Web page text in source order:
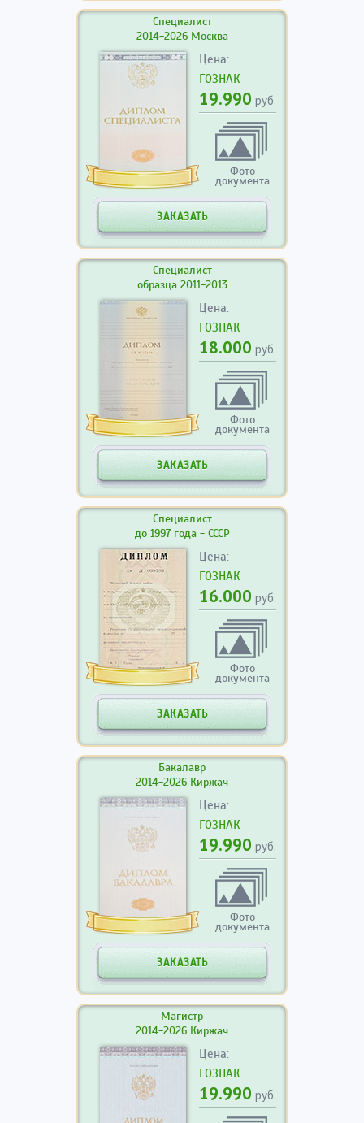
Специалист
2014-2026 Москва
Цена:
ГОЗНАК
19.990 руб.
Фото
документа
ЗАКАЗАТЬ
Специалист
образца 2011-2013
Цена:
ГОЗНАК
18.000 руб.
Фото
документа
ЗАКАЗАТЬ
Специалист
до 1997 года - СССР
Цена:
ГОЗНАК
16.000 руб.
Фото
документа
ЗАКАЗАТЬ
Бакалавр
2014-2026 Киржач
Цена:
ГОЗНАК
19.990 руб.
Фото
документа
ЗАКАЗАТЬ
Магистр
2014-2026 Киржач
Цена:
ГОЗНАК
19.990 руб.